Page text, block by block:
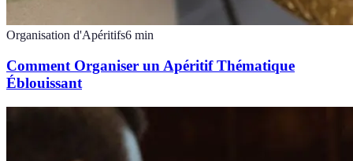
Organisation d'Apéritifs6 min
Comment Organiser un Apéritif Thématique
Éblouissant